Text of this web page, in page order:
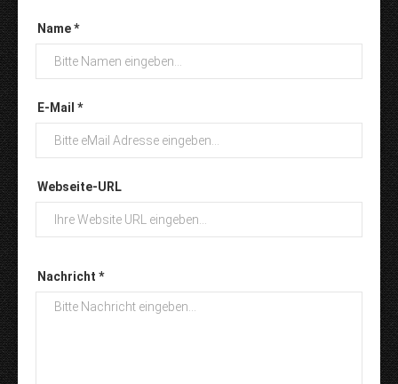
Name *
E-Mail *
Webseite-URL
Nachricht *